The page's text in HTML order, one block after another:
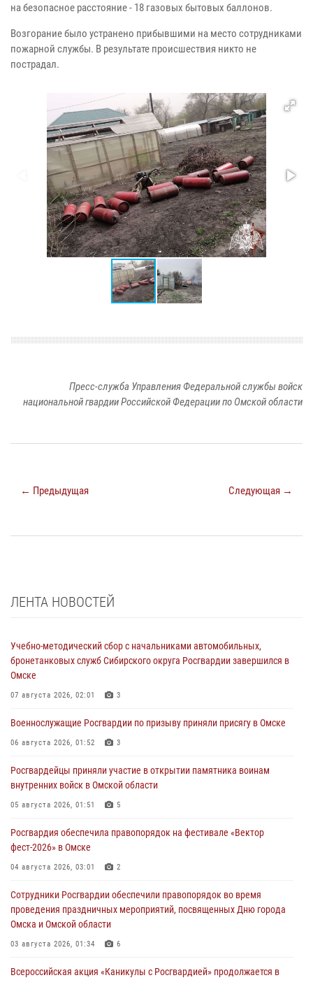
на безопасное расстояние - 18 газовых бытовых баллонов.
Возгорание было устранено прибывшими на место сотрудниками
пожарной службы. В результате происшествия никто не
пострадал.
Пресс-служба Управления Федеральной службы войск
национальной гвардии Российской Федерации по Омской области
← Предыдущая Следующая →
ЛЕНТА НОВОСТЕЙ
Учебно-методический сбор с начальниками автомобильных,
бронетанковых служб Сибирского округа Росгвардии завершился в
Омске
07 августа 2026, 02:01 3
Военнослужащие Росгвардии по призыву приняли присягу в Омске
06 августа 2026, 01:52 3
Росгвардейцы приняли участие в открытии памятника воинам
внутренних войск в Омской области
05 августа 2026, 01:51 5
Росгвардия обеспечила правопорядок на фестивале «Вектор
фест-2026» в Омске
04 августа 2026, 03:01 2
Сотрудники Росгвардии обеспечили правопорядок во время
проведения праздничных мероприятий, посвященных Дню города
Омска и Омской области
03 августа 2026, 01:34 6
Всероссийская акция «Каникулы с Росгвардией» продолжается в